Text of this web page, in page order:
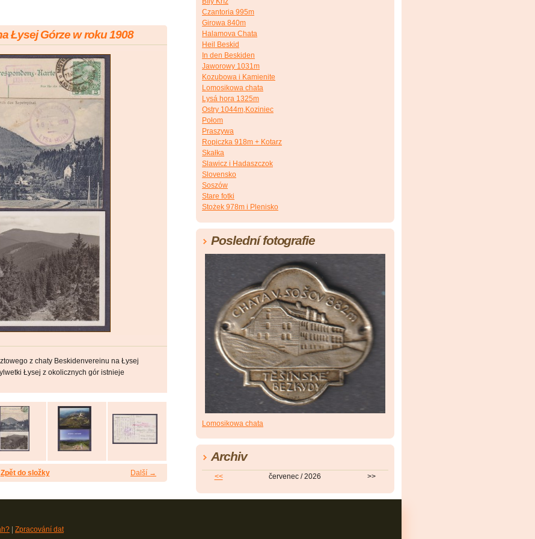
Łysej Górze w roku 1908
z chaty Beskidenvereinu na Łysej
Łysej z okolicznych gór istnieje
Další →
Zpět do složky
Czantoria 995m
Girowa 840m
Halamova Chata
Heil Beskid
In den Beskiden
Jaworowy 1031m
Kozubowa i Kamienite
Lomosikowa chata
Lysá hora 1325m
Ostry 1044m,Koziniec
Połom
Praszywa
Ropiczka 918m + Kotarz
Skałka
Slawicz i Hadaszczok
Slovensko
Soszów
Stare fotki
Stożek 978m i Plenisko
Poslední fotografie
Lomosikowa chata
Archiv
<< červenec / 2026 >>
Zpracování dat